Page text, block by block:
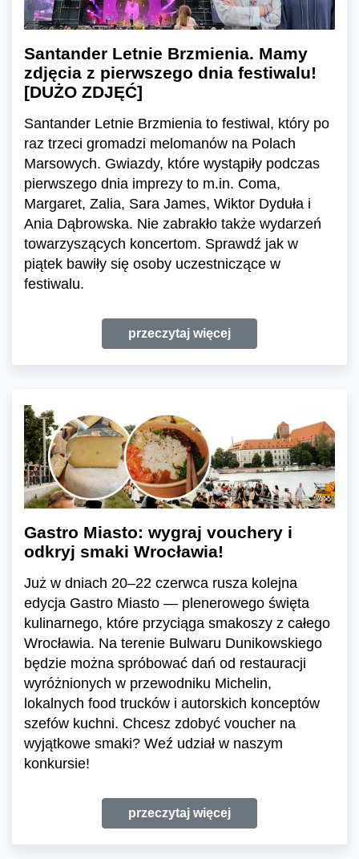
Santander Letnie Brzmienia. Mamy
zdjęcia z pierwszego dnia festiwalu!
[DUŻO ZDJĘĆ]
Santander Letnie Brzmienia to festiwal, który po
raz trzeci gromadzi melomanów na Polach
Marsowych. Gwiazdy, które wystąpiły podczas
pierwszego dnia imprezy to m.in. Coma,
Margaret, Zalia, Sara James, Wiktor Dyduła i
Ania Dąbrowska. Nie zabrakło także wydarzeń
towarzyszących koncertom. Sprawdź jak w
piątek bawiły się osoby uczestniczące w
festiwalu.
przeczytaj więcej
Gastro Miasto: wygraj vouchery i
odkryj smaki Wrocławia!
Już w dniach 20–22 czerwca rusza kolejna
edycja Gastro Miasto — plenerowego święta
kulinarnego, które przyciąga smakoszy z całego
Wrocławia. Na terenie Bulwaru Dunikowskiego
będzie można spróbować dań od restauracji
wyróżnionych w przewodniku Michelin,
lokalnych food trucków i autorskich konceptów
szefów kuchni. Chcesz zdobyć voucher na
wyjątkowe smaki? Weź udział w naszym
konkursie!
przeczytaj więcej